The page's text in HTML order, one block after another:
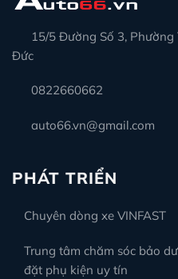
15/5 Đường Số 3,
Đức
0822660662
auto66.vn@gmail.com
PHÁT TRIỂN
Chuyên dòng xe VINFAST
Trung tâm chăm sóc bảo
đặt phụ kiện uy tín